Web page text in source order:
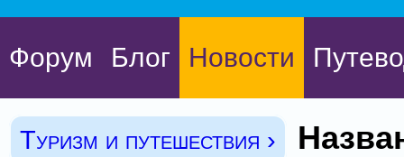
Форум Блог Новости
Туризм и путешествия ›